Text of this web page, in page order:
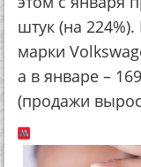
штук (на
марки
а в январе –
(продажи